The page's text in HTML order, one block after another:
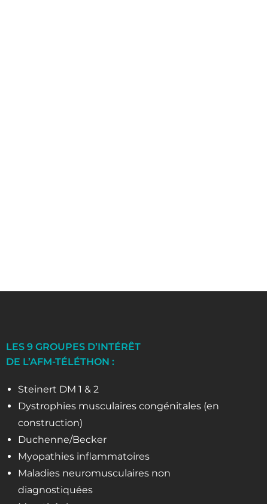
LES 9 GROUPES D’INTÉRÊT
DE L’AFM-TÉLÉTHON :
Steinert DM 1 & 2
Dystrophies musculaires congénitales (en
construction)
Duchenne/Becker
Myopathies inflammatoires
Maladies neuromusculaires non
diagnostiquées